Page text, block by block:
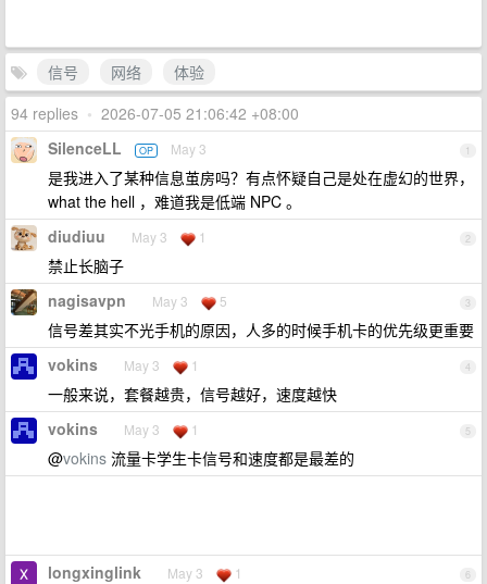
信号 网络
体验
94 replies • 2026-07-05 21:06:42 +08:00
1
SilenceLL OP May 3
是我进入了某种信息茧房吗？有点怀疑自己是处在虚幻的世界，
what the hell ，难道我是低端 NPC 。
2
diudiuu May 3 1
禁止长脑子
3
nagisavpn May 3 5
信号差其实不光手机的原因，人多的时候手机卡的优先级更重要
4
vokins May 3 1
一般来说，套餐越贵，信号越好，速度越快
5
vokins May 3 1
@vokins 流量卡学生卡信号和速度都是最差的
6
longxinglink May 3 1